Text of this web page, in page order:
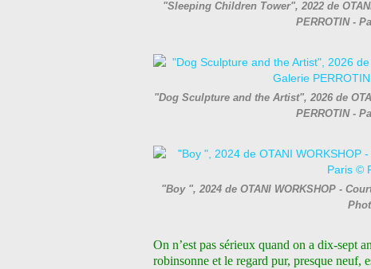
"Sleeping Children Tower", 2022 de
PERROTIN -
"Dog Sculpture and the Artist", 2026 de
PERROTIN -
"Boy ", 2024 de OTANI WORKSHOP -
On n’est pas sérieux quand on a dix-sept
robinsonne et le regard pur, presque